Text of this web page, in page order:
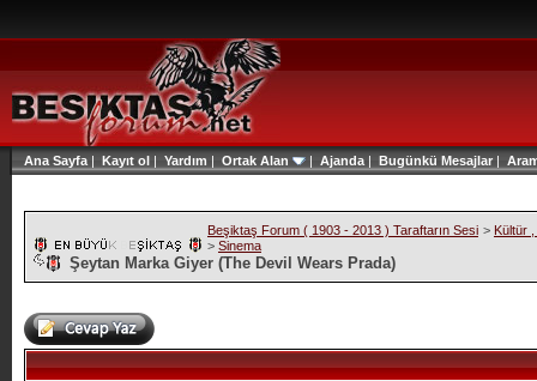
Ana Sayfa | Kayıt ol | Yardım | Ortak Alan | Ajanda | Bugünkü Mesajlar|
Beşiktaş Forum ( 1903 - 2013 ) Taraftarın Sesi > Kültür
> Sinema
Şeytan Marka Giyer (The Devil Wears Prada)